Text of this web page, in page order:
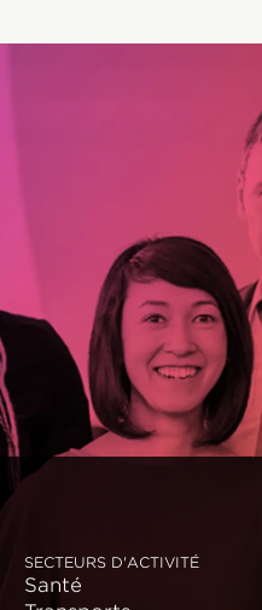
SECTEURS D'ACTIVITÉ
Santé